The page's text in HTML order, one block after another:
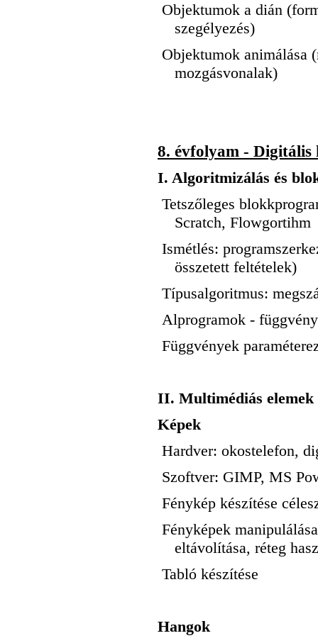
Objektumok a dián
szegélyezés)
Objektumok animálása
mozgásvonalak)
8. évfolyam -
I. Algoritmizálás és
Tetszőleges
Scratch, Flowgortihm
Ismétlés:
összetett feltételek)
Típusalgoritmus:
Alprogramok -
Függvények
II. Multimédiás elemek
Képek
Hardver: okostelefon,
Szoftver: GIMP, MS
Fénykép készítése
Fényképek
eltávolítása, réteg
Tabló készítése
Hangok